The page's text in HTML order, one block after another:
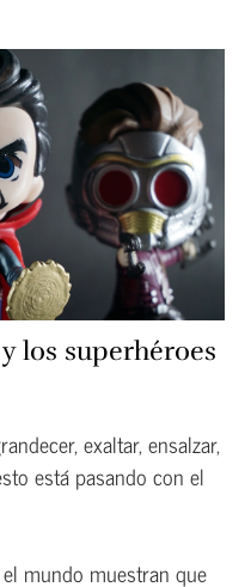
los superhéroes
exaltar, ensalzar,
está pasando con el
mundo muestran que